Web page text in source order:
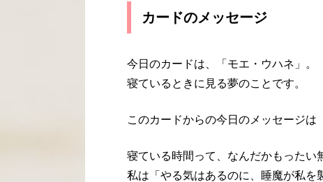
カードのメッセージ
今日のカードは、「モエ・ウハネ」。
寝ているときに見る夢のことです。
このカードからの今日のメッセージは
寝ている時間って、なんだかもったい
私は「やる気はあるのに、睡魔が私を